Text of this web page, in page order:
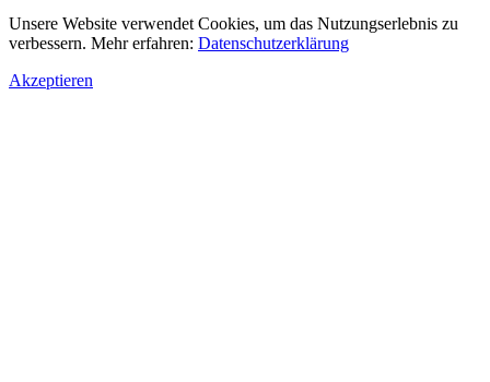
Unsere Website verwendet Cookies, um das Nutzungserlebnis zu
verbessern. Mehr erfahren: Datenschutzerklärung
Akzeptieren